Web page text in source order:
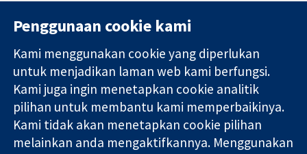
Bukti yang
dipercayai.
keputusan
termaklum
Kesihatan yang
11-13 Cavendish
Square
London
W1G 0AN
United Kingdom
Hubungi kita
Berita
Pejabat
akhbar
Perihal Kami
Pekerjaan
Penggunaan cookie kami
Kami menggunakan cookie yang diperlukan
untuk menjadikan laman web kami berfungsi.
Kami juga ingin menetapkan cookie analitik
pilihan untuk membantu kami memperbaikinya.
Kami tidak akan menetapkan cookie pilihan
melainkan anda mengaktifkannya. Menggunakan